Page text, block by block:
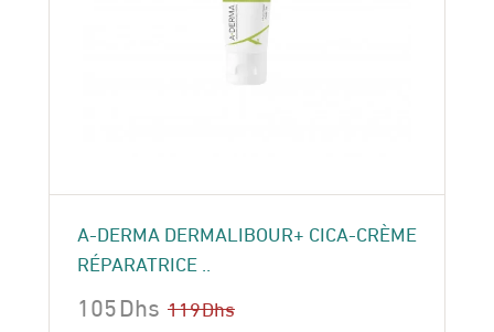
A-DERMA DERMALIBOUR+ CICA-CRÈME
RÉPARATRICE ..
119Dhs
105Dhs